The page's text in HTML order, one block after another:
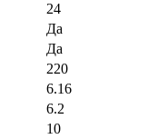
24
Да
Да
220
6.16
6.2
10